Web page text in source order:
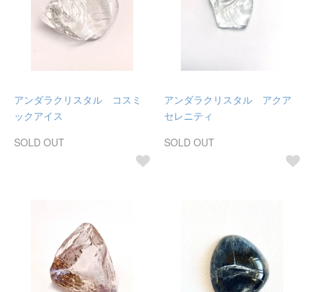
アンダラクリスタル コスミ
ックアイス
SOLD OUT
アンダラクリスタル アクア
セレニティ
SOLD OUT